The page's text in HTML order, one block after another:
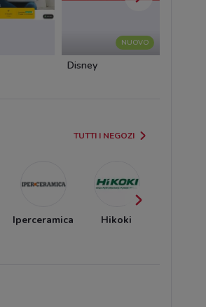
NUOVO
Disney
TUTTI I NEGOZI
Iperceramica Hikoki